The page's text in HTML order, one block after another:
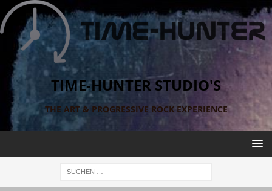
TIME-HUNTER STUDIO'S
THE ART & PROGRESSIVE ROCK EXPERIENCE